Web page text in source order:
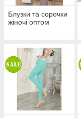
Блузки та сорочки
жіночі оптом